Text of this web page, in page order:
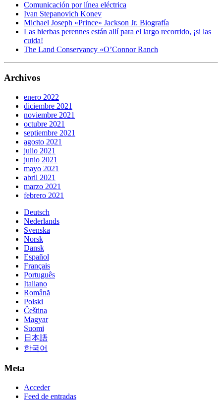
Comunicación por línea eléctrica
Ivan Stepanovich Konev
Michael Joseph «Prince» Jackson Jr. Biografía
Las hierbas perennes están allí para el largo recorrido, ¡si las
cuida!
The Land Conservancy «O’Connor Ranch
Archivos
enero 2022
diciembre 2021
noviembre 2021
octubre 2021
septiembre 2021
agosto 2021
julio 2021
junio 2021
mayo 2021
abril 2021
marzo 2021
febrero 2021
Deutsch
Nederlands
Svenska
Norsk
Dansk
Español
Français
Português
Italiano
Română
Polski
Čeština
Magyar
Suomi
日本語
한국어
Meta
Acceder
Feed de entradas